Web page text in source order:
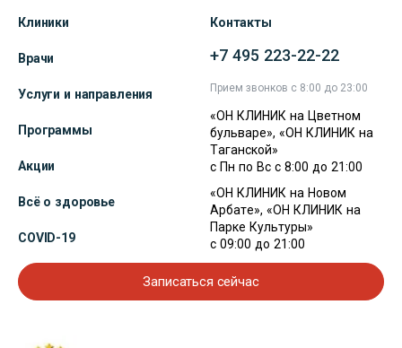
Клиники
Врачи
Услуги и направления
Программы
Акции
Всё о здоровье
COVID-19
Контакты
+7 495 223-22-22
Прием звонков с 8:00 до 23:00
«ОН КЛИНИК на Цветном
бульваре», «ОН КЛИНИК на
Таганской»
с Пн по Вс с 8:00 до 21:00
«ОН КЛИНИК на Новом
Арбате», «ОН КЛИНИК на
Парке Культуры»
с 09:00 до 21:00
Записаться сейчас